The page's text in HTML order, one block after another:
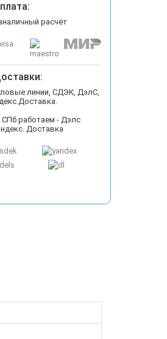
расчёт
линии, СДЭК, ДэлС,
работаем - Дэлс
Доставка